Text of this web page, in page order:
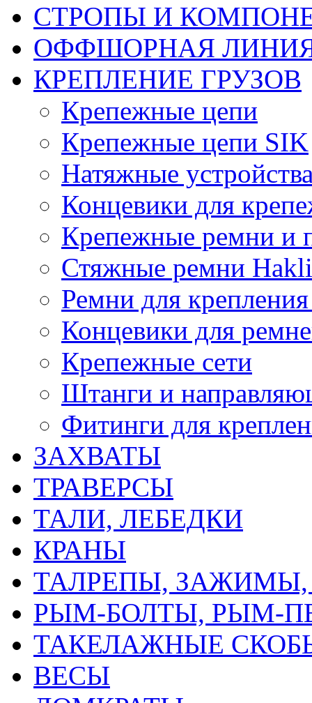
СТРОПЫ И
ОФФШОРНАЯ
КРЕПЛЕНИЕ ГРУЗОВ
Крепежные цепи
Крепежные цепи SIK
Натяжные
Концевики для
Крепежные ремни и
Стяжные ремни
Ремни для
Концевики для
Крепежные сети
Штанги и
Фитинги для
ЗАХВАТЫ
ТРАВЕРСЫ
ТАЛИ, ЛЕБЕДКИ
КРАНЫ
ТАЛРЕПЫ,
РЫМ-БОЛТЫ, РЫМ-
ТАКЕЛАЖНЫЕ
ВЕСЫ